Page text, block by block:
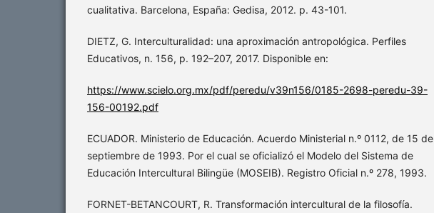
cualitativa. Barcelona, España: Gedisa, 2012. p. 43-101.
DIETZ, G. Interculturalidad: una aproximación antropológica. Perfiles
Educativos, n. 156, p. 192–207, 2017. Disponible en:
https://www.scielo.org.mx/pdf/peredu/v39n156/0185-2698-peredu-39-
156-00192.pdf
ECUADOR. Ministerio de Educación. Acuerdo Ministerial n.º 0112, de 15 de
septiembre de 1993. Por el cual se oficializó el Modelo del Sistema de
Educación Intercultural Bilingüe (MOSEIB). Registro Oficial n.º 278, 1993.
FORNET-BETANCOURT, R. Transformación intercultural de la filosofía.